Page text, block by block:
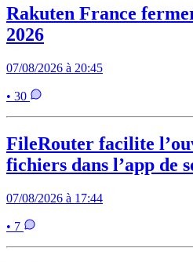
Rakuten France
2026
07/08/2026 à 20:45
• 30
FileRouter facilite
fichiers dans l’app de
07/08/2026 à 17:44
• 7